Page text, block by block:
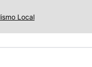
Local